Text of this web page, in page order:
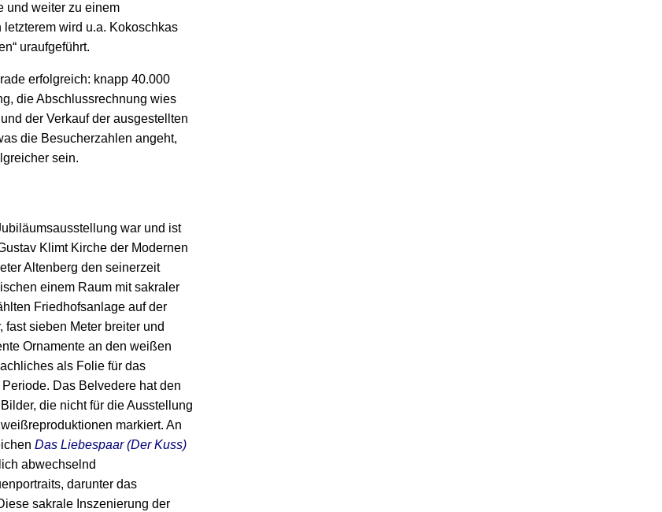
und weiter zu einem
wird u.a. Kokoschkas
uraufgeführt.
erfolgreich: knapp 40.000
die Abschlussrechnung wies
der Verkauf der ausgestellten
die Besucherzahlen angeht,
sein.
war und ist
Klimt Kirche der Modernen
Altenberg den seinerzeit
einem Raum mit sakraler
Friedhofsanlage auf der
sieben Meter breiter und
Ornamente an den weißen
als Folie für das
Das Belvedere hat den
die nicht für die Ausstellung
markiert. An
Das Liebespaar (Der Kuss)
abwechselnd
darunter das
sakrale Inszenierung der